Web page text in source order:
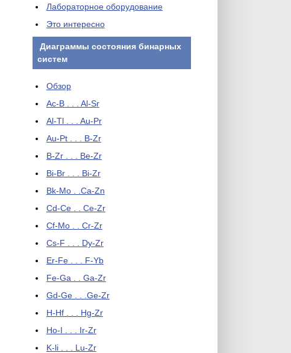
Лабораторное оборудование
Это интересно
Диаграммы состояния бинарных
систем
Обзор
Ac-B . . . Al-Sr
Al-Tl . . . Au-Pr
Au-Pt . . . B-Zr
B-Zr . . . Be-Zr
Bi-Br . . . Bi-Zr
Bk-Mo . .Ca-Zn
Cd-Ce . . Ce-Zr
Cf-Mo . . Cr-Zr
Cs-F . . . Dy-Zr
Er-Fe . . . F-Yb
Fe-Ga . . Ga-Zr
Gd-Ge . . .Ge-Zr
H-Hf . . . Hg-Zr
Ho-I . . . Ir-Zr
K-li . . . Lu-Zr